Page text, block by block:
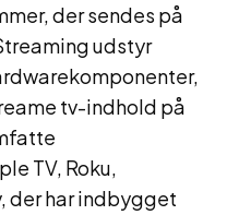
der sendes på
udstyr
tv-indhold på
TV, Roku,
der har indbygget